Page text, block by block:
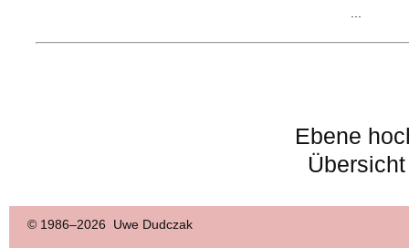
Ebene
Übersicht
© 1986–2026 Uwe Dudczak